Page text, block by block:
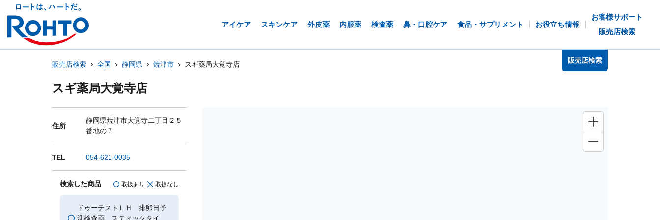
アイケア スキンケア 外皮薬 内服薬 検査薬 鼻・口腔ケア 食品・サプリメント お役立ち情報
お客様サポート
販売店検索
販売店検索 全国 静岡県 焼津市 スギ薬局大覚寺店 販売店検索
スギ薬局大覚寺店
住所
静岡県焼津市大覚寺二丁目２５
番地の７
TEL 054-621-0035
検索した商品 取扱あり 取扱なし
ドゥーテストＬＨ 排卵日予
測検査薬 スティックタイ